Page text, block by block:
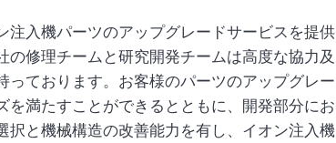
注入機パーツのアップグレードサービスを提供
の修理チームと研究開発チームは高度な協力及
っております。お客様のパーツのアップグレー
を満たすことができるとともに、開発部分にお
択と機械構造の改善能力を有し、イオン注入機